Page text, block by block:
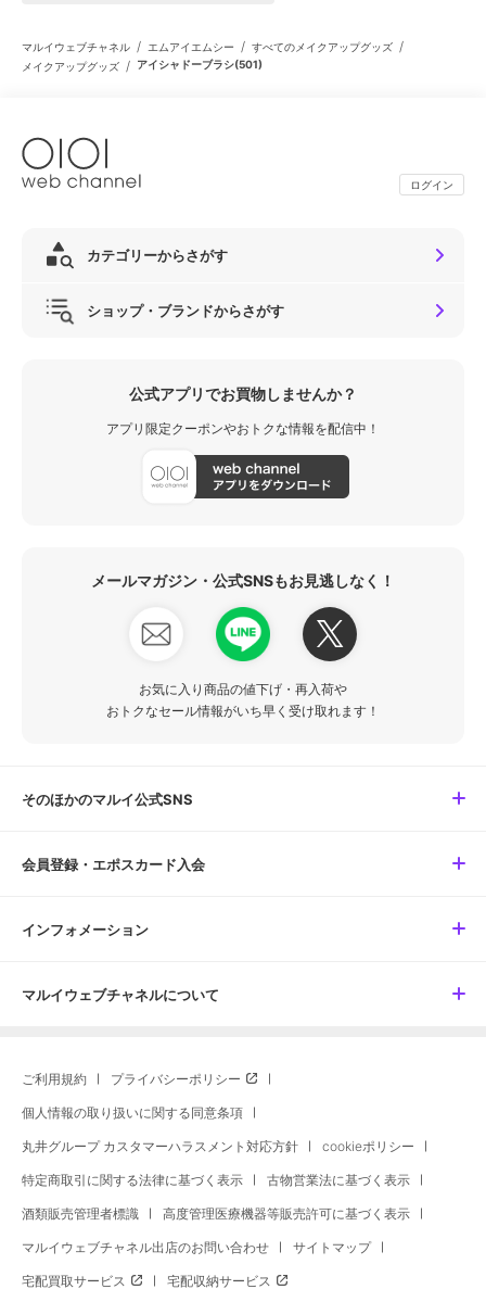
マルイウェブチャネル / エムアイエムシー / すべてのメイクアップグッズ /
メイクアップグッズ / アイシャドーブラシ(501)
ログイン
カテゴリーからさがす
ショップ・ブランドからさがす
公式アプリでお買物しませんか？
アプリ限定クーポンやおトクな情報を配信中！
メールマガジン・公式SNSもお見逃しなく！
お気に入り商品の値下げ・再入荷や
おトクなセール情報がいち早く受け取れます！
そのほかのマルイ公式SNS
会員登録・エポスカード入会
インフォメーション
マルイウェブチャネルについて
ご利用規約 プライバシーポリシー
個人情報の取り扱いに関する同意条項
丸井グループ カスタマーハラスメント対応方針 cookieポリシー
特定商取引に関する法律に基づく表示 古物営業法に基づく表示
酒類販売管理者標識 高度管理医療機器等販売許可に基づく表示
マルイウェブチャネル出店のお問い合わせ サイトマップ
宅配買取サービス 宅配収納サービス